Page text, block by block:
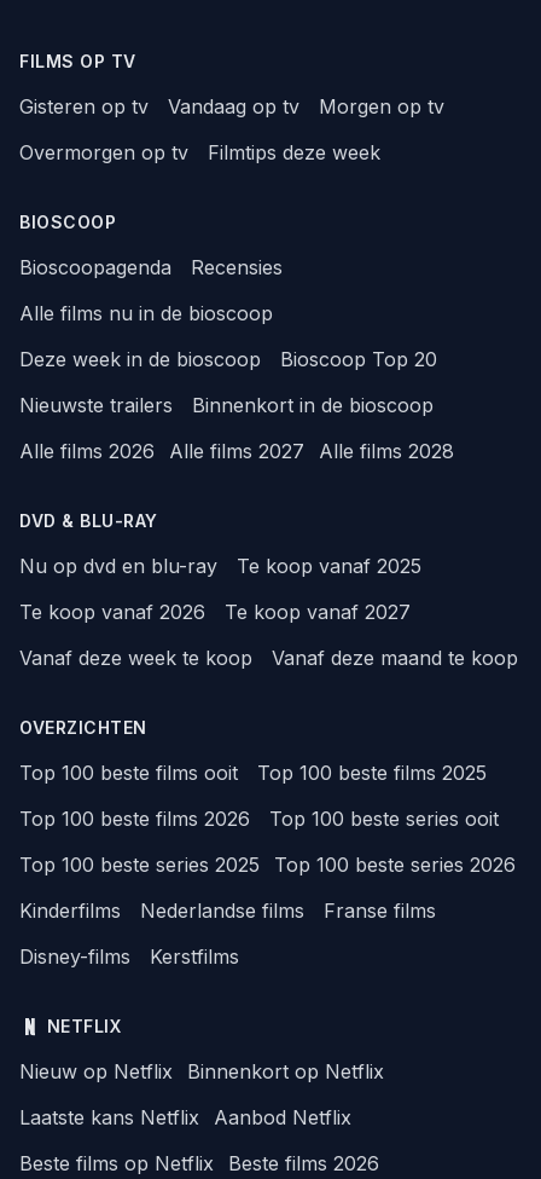
FILMS OP TV
Gisteren op tv Vandaag op tv
Morgen op tv
Overmorgen op tv
Filmtips deze week
BIOSCOOP
Bioscoopagenda
Recensies
Alle films nu in de bioscoop
Deze week in de bioscoop
Bioscoop Top 20
Nieuwste trailers
Binnenkort in de bioscoop
Alle films 2026
Alle films 2027 Alle films 2028
DVD & BLU-RAY
Nu op dvd en blu-ray
Te koop vanaf 2025
Te koop vanaf 2026
Te koop vanaf 2027
Vanaf deze week te koop
Vanaf deze maand te koop
OVERZICHTEN
Top 100 beste films ooit
Top 100 beste films 2025
Top 100 beste films 2026
Top 100 beste series ooit
Top 100 beste series 2025
Top 100 beste series 2026
Kinderfilms
Nederlandse films
Franse films
Disney-films
Kerstfilms
NETFLIX
Nieuw op Netflix
Binnenkort op Netflix
Laatste kans Netflix
Aanbod Netflix
Beste films op Netflix
Beste films 2026